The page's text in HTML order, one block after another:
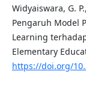
Widyaiswara, G.
Pengaruh Model
Learning
Elementary
https://doi.org/